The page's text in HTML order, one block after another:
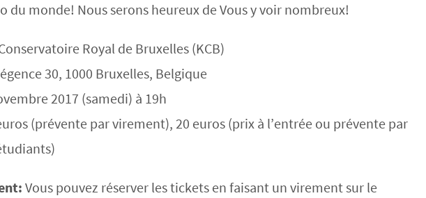
du monde! Nous serons heureux de Vous y voir nombreux!
Royal de Bruxelles (KCB)
30, 1000 Bruxelles, Belgique
2017 (samedi) à 19h
(prévente par virement), 20 euros (prix à l’entrée ou prévente par
Vous pouvez réserver les tickets en faisant un virement sur le